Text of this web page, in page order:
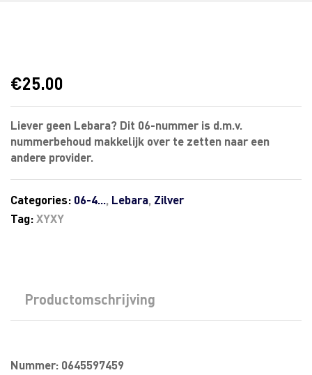
€25.00
Liever geen Lebara? Dit 06-nummer is d.m.v.
nummerbehoud makkelijk over te zetten naar een
andere provider.
Categories: 06-4..., Lebara, Zilver
Tag:XYXY
Productomschrijving
Nummer: 0645597459